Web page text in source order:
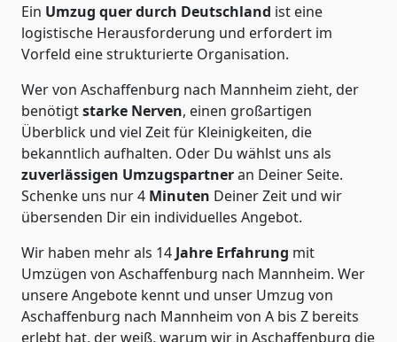
Ein Umzug quer durch Deutschland ist eine
logistische Herausforderung und erfordert im
Vorfeld eine strukturierte Organisation.
Wer von Aschaffenburg nach Mannheim zieht, der
benötigtstarke Nerven, einen großartigen
Überblick und viel Zeit für Kleinigkeiten, die
bekanntlich aufhalten. Oder Du wählst uns als
zuverlässigen Umzugspartneran Deiner Seite.
Schenke uns nur4 Minuten Deiner Zeit und wir
übersenden Dir ein individuelles Angebot.
Wir haben mehr als 14 Jahre Erfahrung mit
Umzügen von Aschaffenburg nach Mannheim. Wer
unsere Angebote kennt und unser Umzug von
Aschaffenburg nach Mannheim von A bis Z bereits
erlebt hat, der weiß, warum wir in Aschaffenburg die